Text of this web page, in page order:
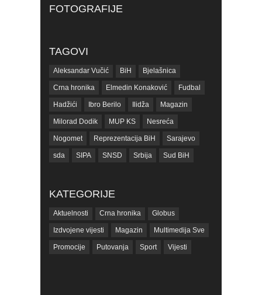
FOTOGRAFIJE
TAGOVI
Aleksandar Vučić BiH Bjelašnica
Crna hronika Elmedin Konaković Fudbal
Hadžići Ibro Berilo Ilidža Magazin
Milorad Dodik MUP KS Nesreća
Nogomet Reprezentacija BiH Sarajevo
sda SIPA SNSD Srbija Sud BiH
Tužilaštvo KS ubistvo
KATEGORIJE
Aktuelnosti Crna hronika Globus
Izdvojene vijesti Magazin Multimedija Sve
Promocije Putovanja Sport Vijesti